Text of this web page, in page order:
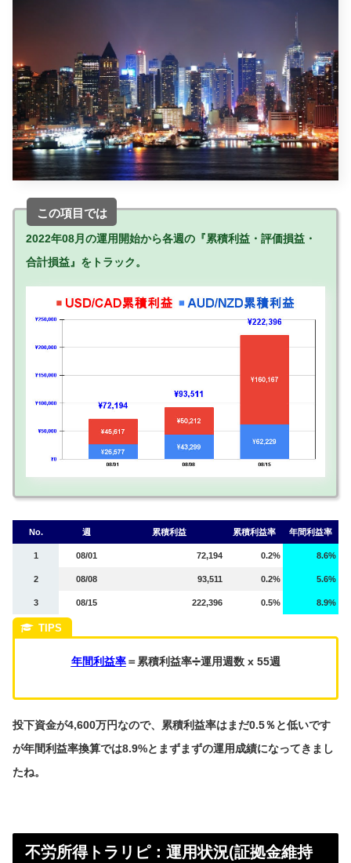
この項目では
2022年08月の運用開始から各週の『累積利益・評価損益・
合計損益』をトラック。
No. 週 累積利益 累積利益率 年間利益率
1 08/01 72,194 0.2% 8.6%
2 08/08 93,511 0.2% 5.6%
3 08/15 222,396 0.5% 8.9%
年間利益率＝累積利益率➗運用週数 x 55週
投下資金が4,600万円なので、累積利益率はまだ0.5％と低いです
が年間利益率換算では8.9%とまずまずの運用成績になってきまし
たね。
不労所得トラリピ：運用状況(証拠金維持